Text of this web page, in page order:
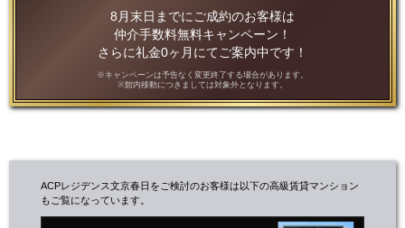
8月末日までにご成約のお客様は
仲介手数料無料キャンペーン！
さらに礼金0ヶ月にてご案内中です！
※キャンペーンは予告なく変更終了する場合があります。
※館内移動につきましては対象外となります。
ACPレジデンス文京春日をご検討のお客様は以下の高級賃貸マンション
もご覧になっています。